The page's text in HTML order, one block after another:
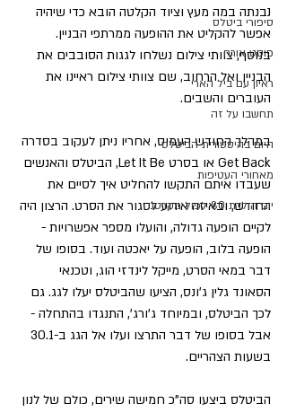
סיפורי ביטלס
פוסט אורח
ראיון עם ביל הארי
תחשבו על זה
היום בהיסטורית הביטלס
מאחורי העטיפות
יום הולדת 80 לפול מקרטני
נבנתה במה מעץ וציוד הקלטה הובא כדי שיהיה
אפשר להקליט את ההופעה ממרתפי הבניין.
בנוסף, צוותי צילום נשלחו לגגות הסובבים את
הבניין ואל הרחוב, שם צוותי צילום ראיינו את
העוברים והשבים.
במהלך החודש העמוס, אחריו ניתן לעקוב בסדרה
Get Back או בסרט Let It Be, הביטלס והאנשים
שעבדו איתם התקשו להחליט איך לסיים את
החודש, ובאיזה אירוע לסגור את הסרט. הרצון היה
לקיים הופעה גדולה, והועלו מספר אפשרויות -
הופעה בלוב, הופעה על יאכטה ועוד. בסופו של
דבר במאי הסרט, מייקל לינדזי הוג, וטכנאי
הסאונד גלין ג'ונס, הציעו שהביטלס יעלו לגג. גם
לכך הביטלס, ובמיוחד ג'ורג', התנגדו בהתחלה -
בשעות הצהריים.
הביטלס ביצעו סה"כ חמישה שירים, כולם של לנון